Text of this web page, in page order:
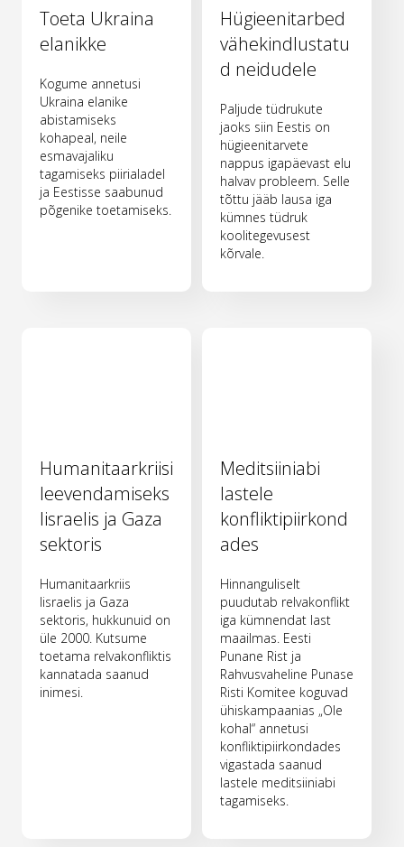
Toeta Ukraina
elanikke
Kogume annetusi
Ukraina elanike
abistamiseks
kohapeal, neile
esmavajaliku
tagamiseks piirialadel
ja Eestisse saabunud
põgenike toetamiseks.
Hügieenitarbed
vähekindlustatu
d neidudele
Paljude tüdrukute
jaoks siin Eestis on
hügieenitarvete
nappus igapäevast elu
halvav probleem. Selle
tõttu jääb lausa iga
kümnes tüdruk
koolitegevusest
kõrvale.
Humanitaarkriisi
leevendamiseks
Iisraelis ja Gaza
sektoris
Humanitaarkriis
Iisraelis ja Gaza
sektoris, hukkunuid on
üle 2000. Kutsume
toetama relvakonfliktis
kannatada saanud
inimesi.
Meditsiiniabi
lastele
konfliktipiirkond
ades
Hinnanguliselt
puudutab relvakonflikt
iga kümnendat last
maailmas. Eesti
Punane Rist ja
Rahvusvaheline Punase
Risti Komitee koguvad
ühiskampaanias „Ole
kohal“ annetusi
konfliktipiirkondades
vigastada saanud
lastele meditsiiniabi
tagamiseks.